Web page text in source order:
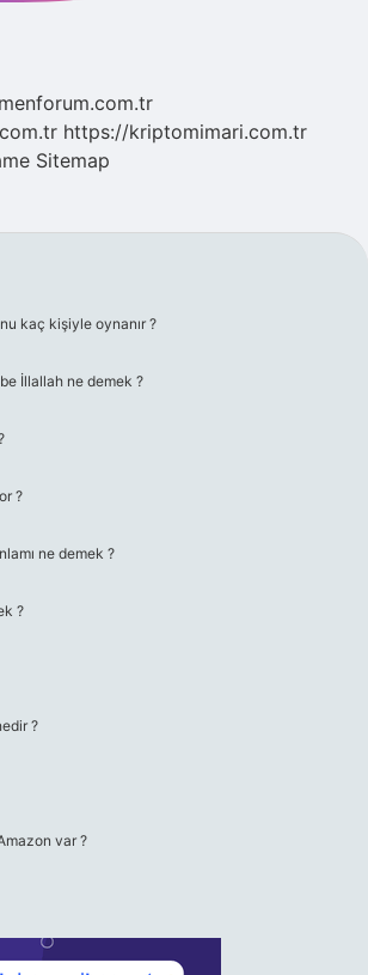
https://kriptomimari.com.tr
Sitemap
kaç kişiyle oynanır ?
İllallah ne demek ?
?
ne demek ?
?
?
var ?